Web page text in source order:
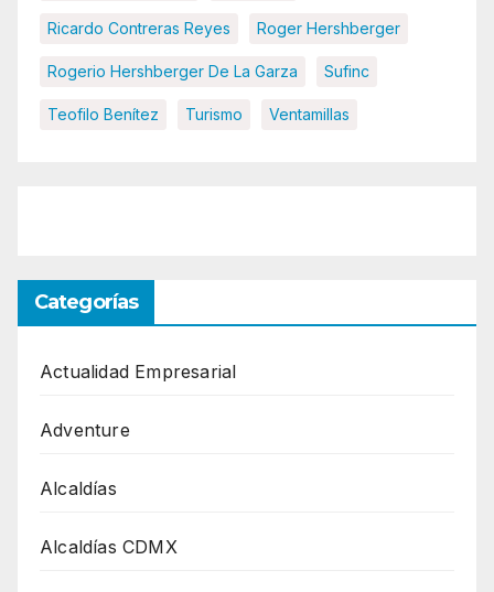
Ricardo Contreras Reyes Roger Hershberger
Rogerio Hershberger De La Garza Sufinc
Teofilo Benítez Turismo Ventamillas
Categorías
Actualidad Empresarial
Adventure
Alcaldías
Alcaldías CDMX